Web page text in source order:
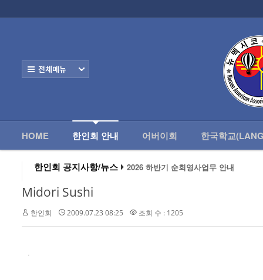
HOME 한인회 안내 어버이회 한국학교
한인회 공지사항/뉴스
2026 하반기 순회영사업무 안내
2026년 3월 10일 상반기 순회 영사업무
2026 하반기 순회영사업무 안내
Midori Sushi
한인회 2009.07.23 08:25 조회 수 : 1205
.
한인회 안내
- 한인회 연혁
- Event Photos